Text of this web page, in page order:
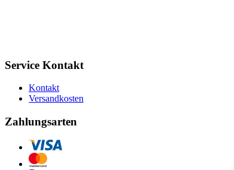
Service Kontakt
Kontakt
Versandkosten
Zahlungsarten